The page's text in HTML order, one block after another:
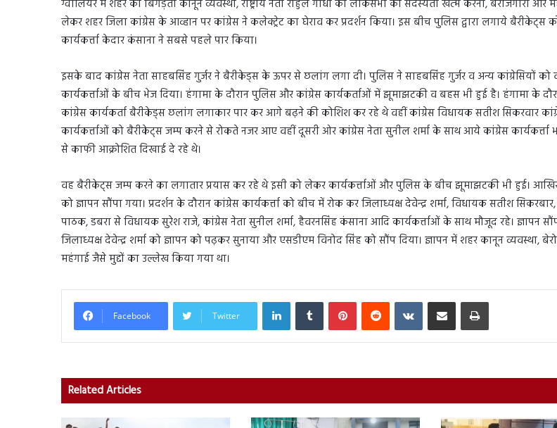
ग्वालियर में शहर की बिगड़ती कानून व्यवस्था, राष्ट्रीय नेता राहुल गांधी की लोकसभा की सदस्यता खत्म करना, बेरोजगारी और
लेकर शहर जिला कांग्रेस के आव्हान पर कांग्रेस ने कलेक्ट्रेट का घेराव कर प्रदर्शन किया। इस बीच पुलिस द्वारा लगाये बैरीकेट्स
कार्यकर्त्ता केदार कंसाना ने सबसे पहले पार किया।
इसके बाद कांग्रेस नेता साहबसिंह गुर्जर ने बैरीकेड्स के ऊपर से छलांग लगा दी। पुलिस ने साहबसिंह गुर्जर व अन्य कांग्रेसियों को
कार्यकर्त्ताओं के बीच भेज दिया। हंगामा के दौरान पुलिस और कांग्रेस कार्यकर्ताओं में झूमाझटकी व बहस भी हुई है। हंगामा के
कांग्रेस कार्यकर्ता बैरीकेड्स छलांग लगाकार पार कर आगे बढ़ने की कोशिश कर रहे थे वहीं कांग्रेस विधायक सतीश सिकरवार
कार्यकर्त्ताओं को बैरीकेट्स जम्प करने से रोकते नजर आए वहीं दूसरी ओर कांग्रेस नेता सुनील शर्मा के साथ आये कांग्रेस कार्यकर्त्ता
से काफी आक्रोशित दिखाई दे रहे थे।
वह बैरीकेट्स जम्प करने का लगातार प्रयास कर रहे थे इसी को लेकर कार्यकर्त्ताओं और पुलिस के बीच झूमाझटकी भी हुई।
को ज्ञापन सौंपा गया। प्रदर्शन के दौरान कांग्रेस कार्यकर्त्ता को बीच में रोक कर जिलाध्यक्ष देवेन्द्र शर्मा, विधायक सतीश
पाठक, डबरा से विधायक सुरेश राजे, कांग्रेस नेता सुनील शर्मा, हैवरनसिंह कंसाना आदि कार्यकर्त्ताओं के साथ मौजूद रहे। ज्ञापन
जिलाध्यक्ष देवेन्द्र शर्मा को ज्ञापन को पढ़कर सुनाया और एसडीएम विनोद सिंह को सौंप दिया। ज्ञापन में शहर कानून व्यवस्था,
महंगाई जैसे मुद्दों का उल्लेख किया गया था।
Facebook Twitter
LinkedInTumblr PinterestReddit VKontakteShare via Email Print
Related Articles